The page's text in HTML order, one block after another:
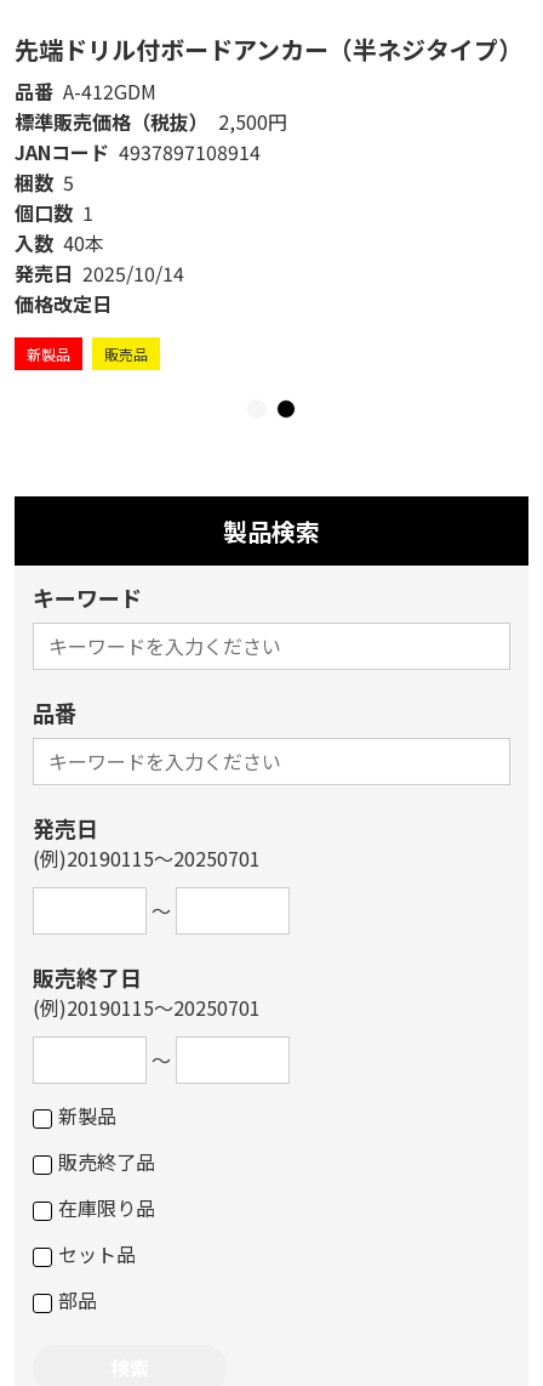
先端ドリル付ボードアンカー（半ネジタイプ）
品番 A-412GDM
標準販売価格（税抜）
2,500円
JANコード 4937897108914
梱数 5
個口数 1
入数 40本
発売日 2025/10/14
価格改定日
新製品 販売品
製品検索
キーワード
品番
発売日
(例)20190115～20250701
～
販売終了日
(例)20190115～20250701
～
新製品
販売終了品
在庫限り品
セット品
部品